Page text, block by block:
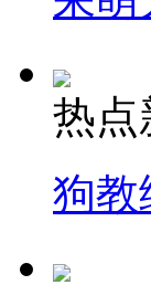
热点
狗教